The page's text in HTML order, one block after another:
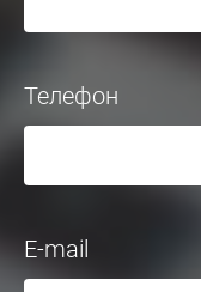
Телефон
E-mail